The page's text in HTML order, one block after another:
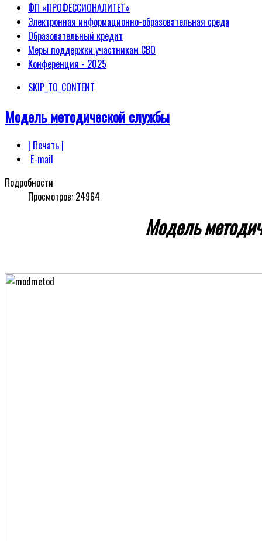
ФП «ПРОФЕССИОНАЛИТЕТ»
Электронная информационно-образовательная среда
Образовательный кредит
Меры поддержки участникам СВО
Конференция - 2025
SKIP_TO_CONTENT
Модель методической службы
| Печать |
E-mail
Подробности
Просмотров: 24964
Модель